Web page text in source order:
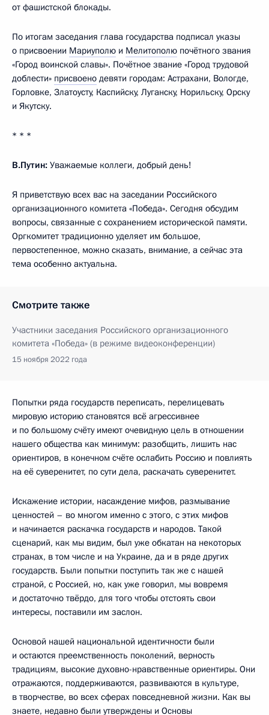
от фашистской блокады.
По итогам заседания глава государства подписал указы
о присвоении Мариуполю и Мелитополю почётного звания
«Город воинской славы». Почётное звание «Город трудовой
доблести» присвоено девяти городам: Астрахани, Вологде,
Горловке, Златоусту, Каспийску, Луганску, Норильску, Орску
и Якутску.
* * *
В.Путин: Уважаемые коллеги, добрый день!
Я приветствую всех вас на заседании Российского
организационного комитета «Победа». Сегодня обсудим
вопросы, связанные с сохранением исторической памяти.
Оргкомитет традиционно уделяет им большое,
первостепенное, можно сказать, внимание, а сейчас эта
тема особенно актуальна.
Смотрите также
Участники заседания Российского организационного
комитета «Победа» (в режиме видеоконференции)
15 ноября 2022 года
Попытки ряда государств переписать, перелицевать
мировую историю становятся всё агрессивнее
и по большому счёту имеют очевидную цель в отношении
нашего общества как минимум: разобщить, лишить нас
ориентиров, в конечном счёте ослабить Россию и повлиять
на её суверенитет, по сути дела, раскачать суверенитет.
Искажение истории, насаждение мифов, размывание
ценностей – во многом именно с этого, с этих мифов
и начинается раскачка государств и народов. Такой
сценарий, как мы видим, был уже обкатан на некоторых
странах, в том числе и на Украине, да и в ряде других
государств. Были попытки поступить так же с нашей
страной, с Россией, но, как уже говорил, мы вовремя
и достаточно твёрдо, для того чтобы отстоять свои
интересы, поставили им заслон.
Основой нашей национальной идентичности были
и остаются преемственность поколений, верность
традициям, высокие духовно-нравственные ориентиры. Они
отражаются, поддерживаются, развиваются в культуре,
в творчестве, во всех сферах повседневной жизни. Как вы
знаете, недавно были утверждены и Основы